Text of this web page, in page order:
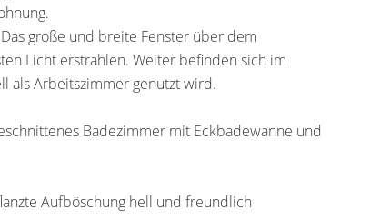
große und breite Fenster über dem
Licht erstrahlen. Weiter befinden sich im
als Arbeitszimmer genutzt wird.
Badezimmer mit Eckbadewanne und
Aufböschung hell und freundlich